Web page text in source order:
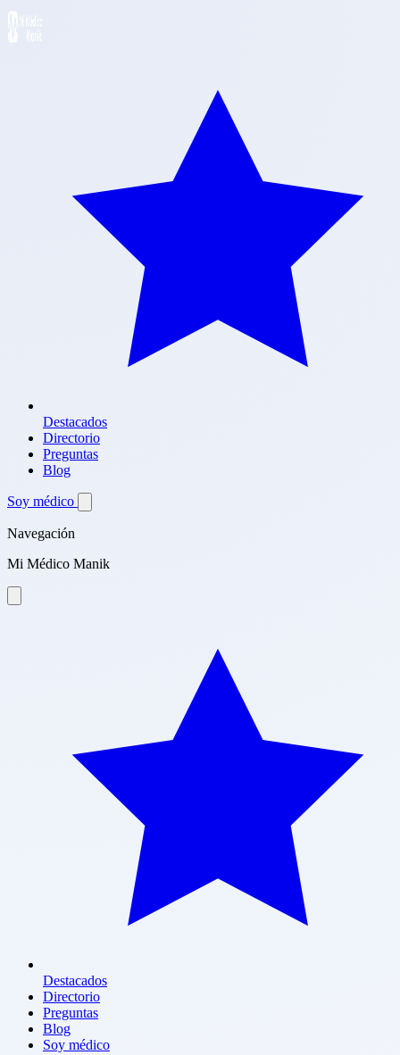
Destacados
Directorio
Preguntas
Blog
Soy médico
Navegación
Mi Médico Manik
Destacados
Directorio
Preguntas
Blog
Soy médico